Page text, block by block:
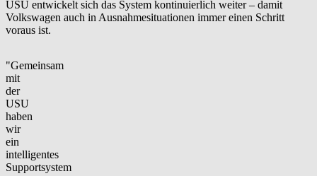
USU entwickelt sich das System kontinuierlich weiter – damit
Volkswagen auch in Ausnahmesituationen immer einen Schritt
voraus ist.
"Gemeinsam
mit
der
USU
haben
wir
ein
intelligentes
Supportsystem